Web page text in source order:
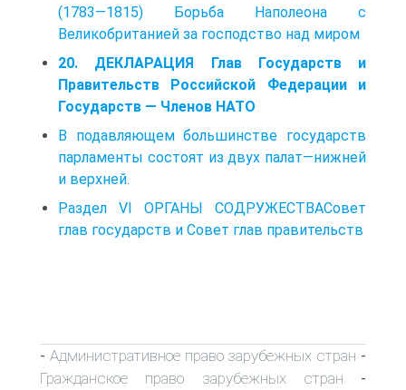
(1783—1815) Борьба Наполеона с
Великобританией за господство над миром
20. ДЕКЛАРАЦИЯ Глав Государств и
Правительств Российской Федерации и
Государств — Членов НАТО
B подавляющем большинстве государств
парламенты состоят из двух палат—нижней
и верхней.
Раздел VI ОРГАНЫ СОДРУЖЕСТВАСовет
глав государств и Совет глав правительств
- Административное право зарубежных стран -
Гражданское право зарубежных стран -